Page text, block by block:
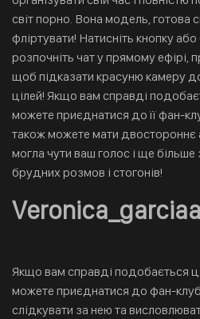
світ порно. Вона модель, готова
фліртувати! Натисніть кнопку
розпочніть чат у прямому ефірі,
щоб підказати красуню камеру
цілей! Якщо вам справді
можете приєднатися до її фан-
також можете мати двостороннє
могла чути ваш голос і ще
брудних розмов і стогонів!
Якщо вам справді подобається
можете приєднатися до фан-
слідкувати за нею та